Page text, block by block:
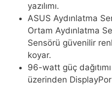
yazılımı.
ASUS Aydınlatma
Ortam Aydınlatma
Sensörü güvenilir
koyar.
96-watt güç
üzerinden